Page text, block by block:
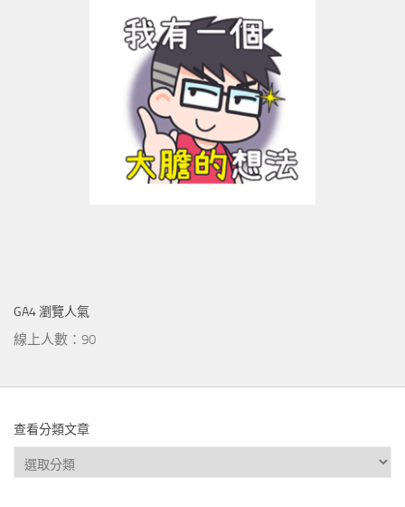
GA4 瀏覽人氣
線上人數：90
查看分類文章
查
看